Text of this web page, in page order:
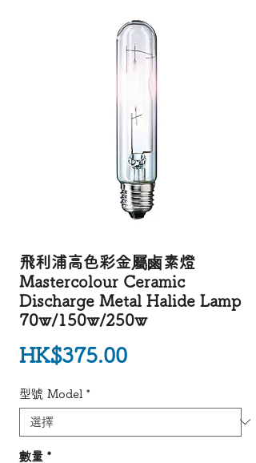
飛利浦高色彩金屬鹵素燈
Mastercolour Ceramic
Discharge Metal Halide Lamp
70w/150w/250w
HK$375.00價格
型號 Model *
數量 *